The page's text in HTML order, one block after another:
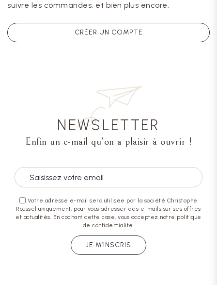
suivre les commandes, et bien plus encore.
CRÉER UN COMPTE
NEWSLETTER
Enfin un e-mail qu’on a plaisir à ouvrir !
Votre adresse e-mail sera utilisée par la société Christophe
Roussel uniquement, pour vous adresser des e-mails sur ses offres
et actualités. En cochant cette case, vous acceptez notre politique
de confidentialité.
JE M’INSCRIS